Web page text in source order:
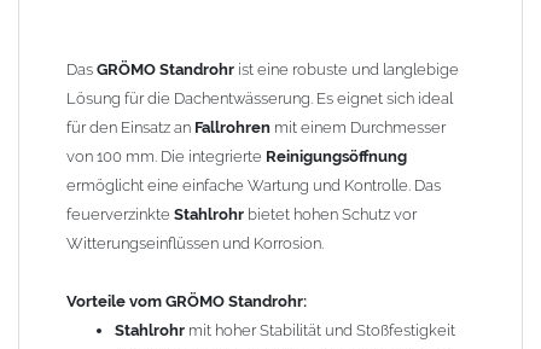
erforderlich, da alle Funktionen bereits integriert sind. Das
Fallrohrwird einfach in das Standrohr eingeschoben. Der
Anschluss an das110 mm KG-Rohrerfolgt über die bereits
vorhandene Muffe.
Hinweis:
Die Standrohrkappen (116/87, 116/80, 116/76) passen
Fallrohren(d = 60 bis 87 mm) kann der
(Artikelnummer: 806470100 - nicht enthalten) verwendet werden.
Das GRÖMO Standrohr ist eine robuste und langlebige
Lösung für die Dachentwässerung. Es eignet sich ideal
für den Einsatz an Fallrohren mit einem Durchmesser
von 100 mm. Die integrierte Reinigungsöffnung
ermöglicht eine einfache Wartung und Kontrolle. Das
feuerverzinkte Stahlrohr bietet hohen Schutz vor
Witterungseinflüssen und Korrosion.
Vorteile vom GRÖMO Standrohr:
Stahlrohr mit hoher Stabilität und Stoßfestigkeit